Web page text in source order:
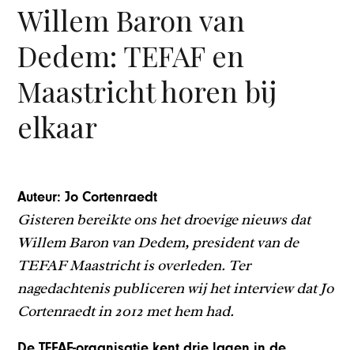
Willem Baron van
Dedem: TEFAF en
Maastricht horen bij
elkaar
Auteur: Jo Cortenraedt
Gisteren bereikte ons het droevige nieuws dat
Willem Baron van Dedem, president van de
TEFAF Maastricht is overleden. Ter
nagedachtenis publiceren wij het interview dat Jo
Cortenraedt in 2012 met hem had.